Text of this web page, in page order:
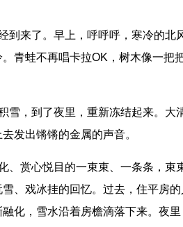
来了。早上，呼呼呼，寒冷的北
青蛙不再唱卡拉OK，树木像一把
，到了夜里，重新冻结起来。大
发出锵锵的金属的声音。
赏心悦目的一束束、一条条，束
、戏冰挂的回忆。过去，住平房
化，雪水沿着房檐滴落下来。夜